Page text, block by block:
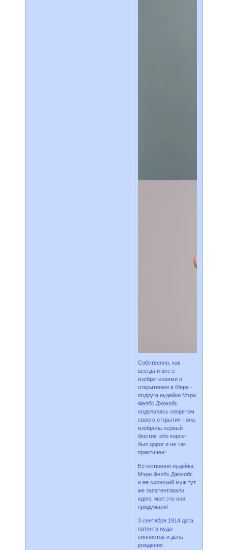
Собственно, как
всегда и все с
изобретениями и
открытиями в Мире -
подруга иудейки Мэри
Фелбс Джокобс
поделилась секретом
своего открытия - она
изобрела первый
бюстик, ибо корсет
был дорог и не так
практичен!
Естественно иудейка
Мэри Фелбс Джокобс
и ее сионский муж тут
же запатентовали
идею, мол это они
придумали!
3 сентября 1914 дата
патента иуда-
сионистов и день
рождения